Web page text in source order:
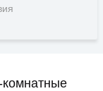
комнатные